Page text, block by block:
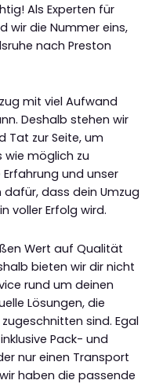
Als Experten für
wir die Nummer eins,
nach Preston
mit viel Aufwand
Deshalb stehen wir
Tat zur Seite, um
wie möglich zu
und unser
dass dein Umzug
voller Erfolg wird.
Wert auf Qualität
bieten wir dir nicht
rund um deinen
Lösungen, die
sind. Egal
Pack- und
nur einen Transport
haben die passende